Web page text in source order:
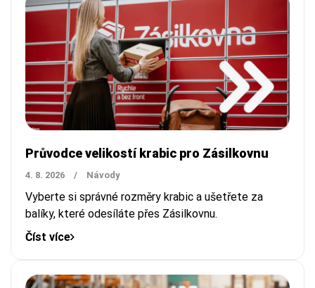
Průvodce velikostí krabic pro Zásilkovnu
4. 8. 2026 / Návody
Vyberte si správné rozměry krabic a ušetřete za
balíky, které odesíláte přes Zásilkovnu.
Číst více